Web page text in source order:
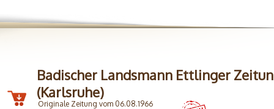
Badischer Landsmann Ettlinger
(Karlsruhe)
Originale Zeitung vom 06.08.1966